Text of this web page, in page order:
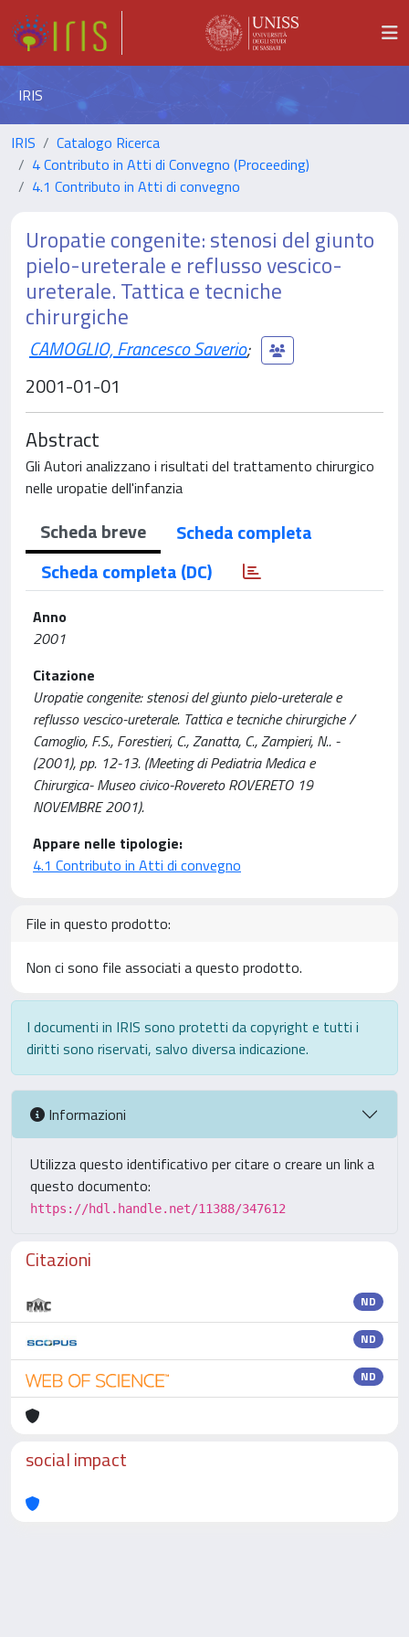
IRIS
IRIS
Catalogo Ricerca
4 Contributo in Atti di Convegno (Proceeding)
4.1 Contributo in Atti di convegno
Uropatie congenite: stenosi del giunto
pielo-ureterale e reflusso vescico-
ureterale. Tattica e tecniche
chirurgiche
CAMOGLIO, Francesco Saverio;
2001-01-01
Abstract
Gli Autori analizzano i risultati del trattamento chirurgico
nelle uropatie dell'infanzia
Scheda breve
Scheda completa
Scheda completa (DC)
Anno
2001
Citazione
Uropatie congenite: stenosi del giunto pielo-ureterale e
reflusso vescico-ureterale. Tattica e tecniche chirurgiche /
Camoglio, F.S., Forestieri, C., Zanatta, C., Zampieri, N.. -
(2001), pp. 12-13. (Meeting di Pediatria Medica e
Chirurgica- Museo civico-Rovereto ROVERETO 19
NOVEMBRE 2001).
Appare nelle tipologie:
4.1 Contributo in Atti di convegno
File in questo prodotto:
Non ci sono file associati a questo prodotto.
I documenti in IRIS sono protetti da copyright e tutti i
diritti sono riservati, salvo diversa indicazione.
Informazioni
Utilizza questo identificativo per citare o creare un link a
questo documento:
https://hdl.handle.net/11388/347612
Citazioni
ND
ND
ND
social impact